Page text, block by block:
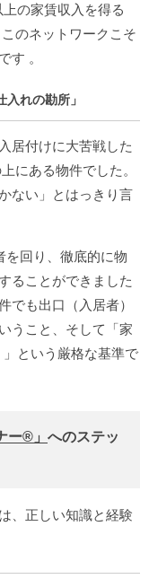
の家賃収入を得る
このネットワークこそ
す 。
れの勘所」
居付けに大苦戦した
にある物件でした。
ない」とはっきり言
を回り、徹底的に物
ることができました
でも出口（入居者）
うこと、そして「家
という厳格な基準で
ー®︎」 へのステッ
、正しい知識と経験